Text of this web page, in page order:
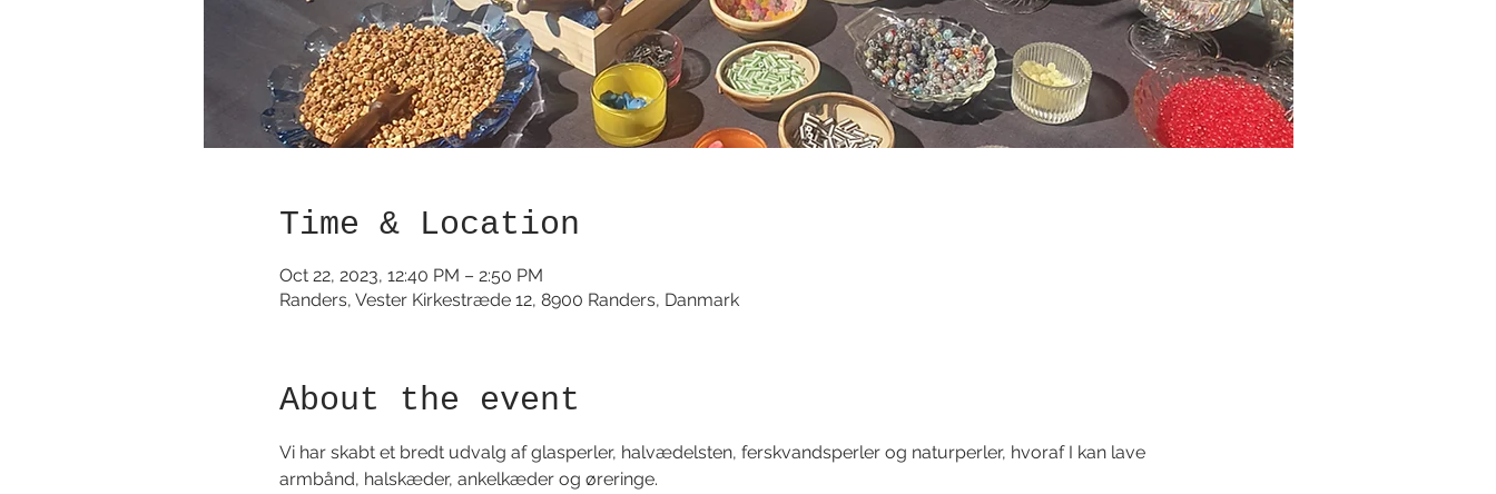
Time & Location
Oct 22, 2023, 12:40 PM – 2:50 PM
Randers, Vester Kirkestræde 12, 8900 Randers, Danmark
About the event
Vi har skabt et bredt udvalg af glasperler, halvædelsten, ferskvandsperler og naturperler, hvoraf I kan lave
armbånd, halskæder, ankelkæder og øreringe.